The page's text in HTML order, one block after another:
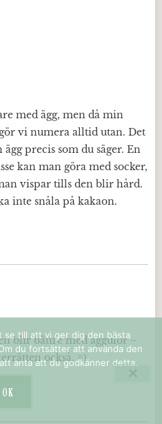
med ägg, men då min
vi numera alltid utan. Det
precis som du säger. En
kan man göra med socker,
vispar tills den blir hård.
inte snåla på kakaon.
blir bättre med äggulor –
också. =)
se till att vi ger dig den bästa
du fortsätter att använda den
anta att du godkänner detta.
OK